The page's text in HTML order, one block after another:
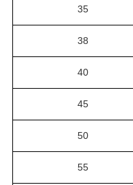
35
38
40
45
50
55